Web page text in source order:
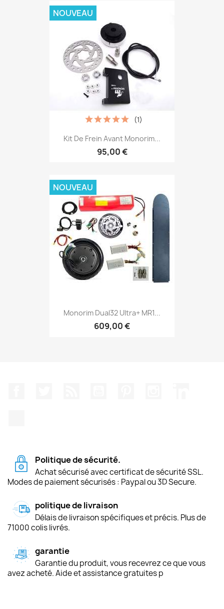
Kit De Frein Avant Monorim...
95,00 €
(1)
NOUVEAU
Monorim Dual32 Ultra+ MR1...
609,00 €
NOUVEAU
Politique de sécurité.
Achat sécurisé avec certificat de sécurité SSL.
Modes de paiement sécurisés : Paypal ou 3D Secure.
politique de livraison
Délais de livraison spécifiques et précis. Plus de
71000 colis livrés.
garantie
Garantie du produit, vous recevrez ce que vous
avez acheté. Aide et assistance gratuites p